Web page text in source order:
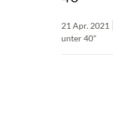
21 Apr. 2021
unter 40"